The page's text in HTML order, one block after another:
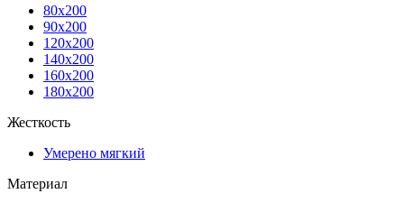
80x200
90x200
120x200
140x200
160x200
180x200
Жесткость
Умерено мягкий
Материал